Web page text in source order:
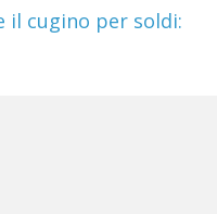
il cugino per soldi: